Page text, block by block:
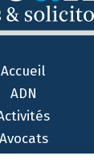
Accueil
ADN
Avocats